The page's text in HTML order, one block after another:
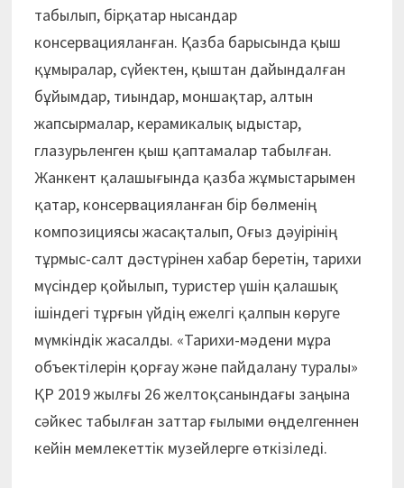
табылып, бірқатар нысандар
консервацияланған. Қазба барысында қыш
құмыралар, сүйектен, қыштан дайындалған
бұйымдар, тиындар, моншақтар, алтын
жапсырмалар, керамикалық ыдыстар,
глазурьленген қыш қаптамалар табылған.
Жанкент қалашығында қазба жұмыстарымен
қатар, консервацияланған бір бөлменің
композициясы жасақталып, Оғыз дәуірінің
тұрмыс-салт дәстүрінен хабар беретін, тарихи
мүсіндер қойылып, туристер үшін қалашық
ішіндегі тұрғын үйдің ежелгі қалпын көруге
мүмкіндік жасалды. «Тарихи-мәдени мұра
объектілерін қорғау және пайдалану туралы»
ҚР 2019 жылғы 26 желтоқсанындағы заңына
сәйкес табылған заттар ғылыми өңделгеннен
кейін мемлекеттік музейлерге өткізіледі.